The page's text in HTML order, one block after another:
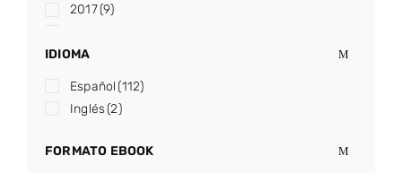
2017(9)
2019
2021
(10)
2023(7)
IDIOMA
Español (112)
Inglés(2)
FORMATO EBOOK